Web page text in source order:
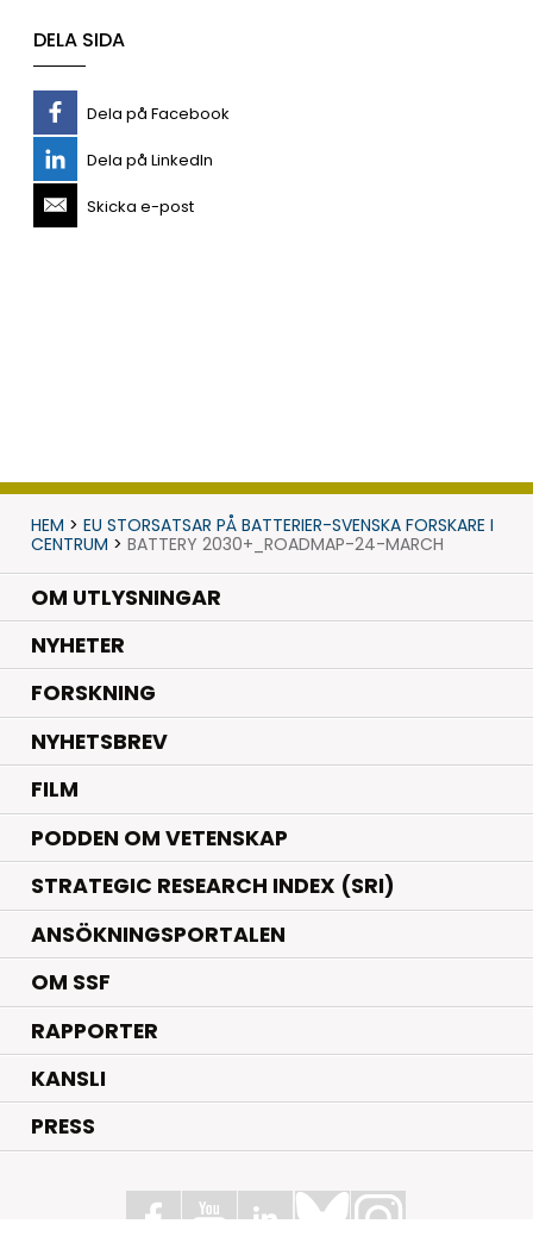
DELA SIDA
Dela på Facebook
Dela på LinkedIn
Skicka e-post
HEM > EU STORSATSAR PÅ BATTERIER-SVENSKA FORSKARE I
CENTRUM > BATTERY 2030+_ROADMAP-24-MARCH
OM UTLYSNINGAR
NYHETER.
FORSKNING.
NYHETSBREV
FILM
PODDEN OM VETENSKAP
STRATEGIC RESEARCH INDEX (SRI)
ANSÖKNINGSPORTALEN
OM SSF
RAPPORTER
KANSLI
PRESS